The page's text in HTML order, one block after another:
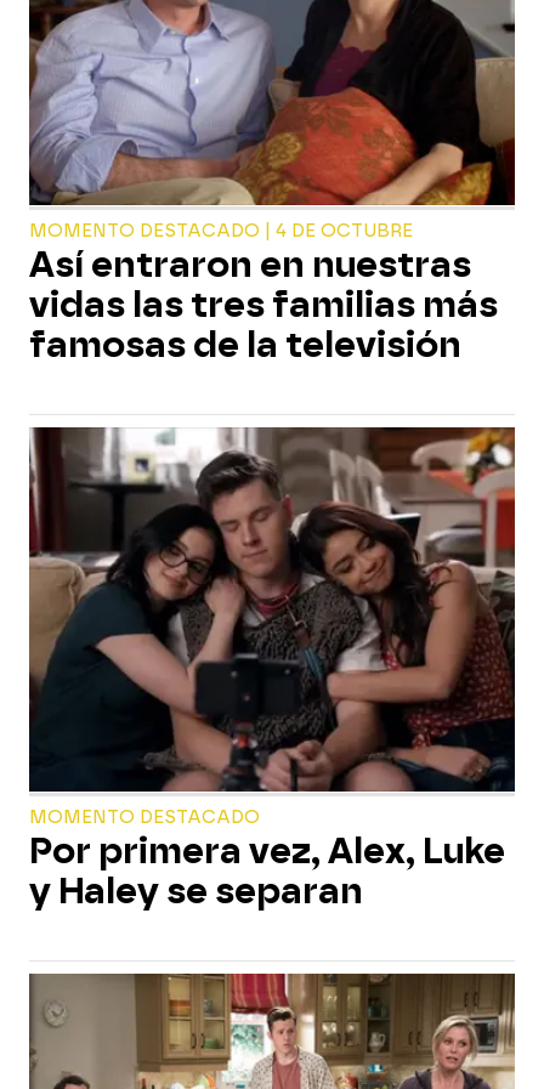
MOMENTO DESTACADO | 4 DE OCTUBRE
Así entraron en nuestras
vidas las tres familias más
famosas de la televisión
MOMENTO DESTACADO
Por primera vez, Alex, Luke
y Haley se separan